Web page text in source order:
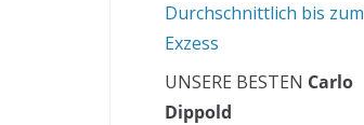
Durchschnittlich bis zum
Exzess
UNSERE BESTEN Carlo
Dippold